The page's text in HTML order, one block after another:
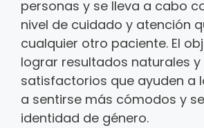
personas y se lleva a cabo
nivel de cuidado y atención
cualquier otro paciente. El
lograr resultados naturales y
satisfactorios que ayuden a
a sentirse más cómodos y
identidad de género.